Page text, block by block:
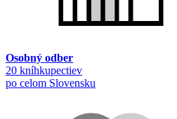
Osobný odber
20 kníhkupectiev
po celom Slovensku